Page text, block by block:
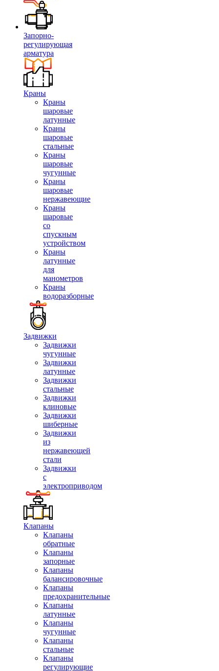
Запорно-
регулирующая
арматура
Краны
Краны
шаровые
латунные
Краны
шаровые
стальные
Краны
шаровые
чугунные
Краны
шаровые
нержавеющие
Краны
шаровые
со
спускным
устройством
Краны
латунные
для
манометров
Краны
водоразборные
Задвижки
Задвижки
чугунные
Задвижки
латунные
Задвижки
стальные
Задвижки
клиновые
Задвижки
шиберные
Задвижки
из
нержавеющей
стали
Задвижки
с
электроприводом
Клапаны
Клапаны
обратные
Клапаны
запорные
Клапаны
балансировочные
Клапаны
предохранительные
Клапаны
латунные
Клапаны
чугунные
Клапаны
стальные
Клапаны
регулирующие